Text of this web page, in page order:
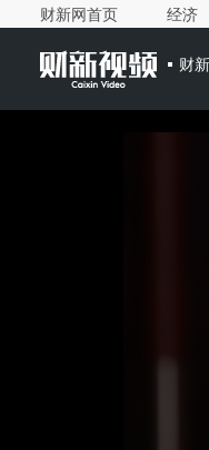
财新网首页 经济
财